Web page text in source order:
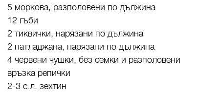
5 моркова, разполовени по дължина
12 гъби
2 тиквички, нарязани по дължина
2 патладжана, нарязани по дължина
4 червени чушки, без семки и разполовени
връзка репички
2-3 с.л. зехтин